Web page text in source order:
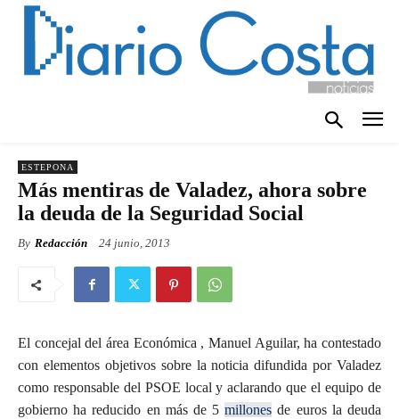
ESTEPONA
Más mentiras de Valadez, ahora sobre
la deuda de la Seguridad Social
By Redacción 24 junio, 2013
El concejal del área Económica , Manuel Aguilar, ha contestado
con elementos objetivos sobre la noticia difundida por Valadez
como responsable del PSOE local y aclarando que el equipo de
gobierno ha reducido en más de 5millones de euros la deuda